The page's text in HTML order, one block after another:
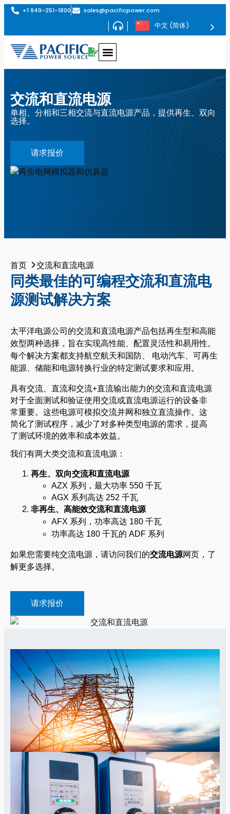
+1 949-251-1800 sales@pacificpower.com
中文 (简体)
交流和直流电源
单相、分相和三相交流与直流电源产品，提供再生、双向
选择。
请求报价
首页 交流和直流电源
同类最佳的可编程交流和直流电
源测试解决方案
太平洋电源公司的交流和直流电源产品包括再生型和高能
效型两种选择，旨在实现高性能、配置灵活性和易用性。
每个解决方案都支持航空航天和国防、 电动汽车、可再生
能源、储能和电源转换行业的特定测试要求和应用 。
具有交流、直流和交流+直流输出能力的交流和直流电源
对于全面测试和验证使用交流或直流电源运行的设备非
常重要。这些电源可模拟交流并网和独立直流操作。这
简化了测试程序，减少了对多种类型电源的需求，提高
了测试环境的效率和成本效益。
我们有两大类交流和直流电源：
再生、双向交流和直流电源
AZX 系列，最大功率 550 千瓦
AGX 系列高达 252 千瓦
非再生、高能效交流和直流电源
AFX 系列，功率高达 180 千瓦
功率高达 180 千瓦的 ADF 系列
如果您需要纯交流电源，请访问我们的交流电源网页，了
解更多选择。
请求报价